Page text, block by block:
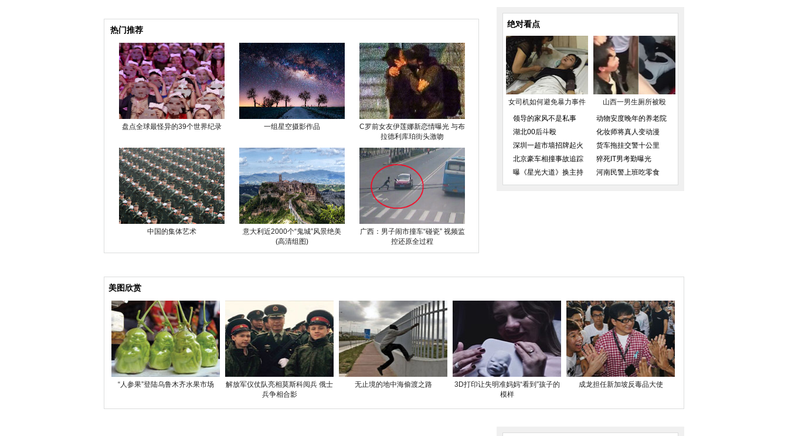
热门推荐
盘点全球最怪异的39个世界纪录 一组星空摄影作品
C罗前女友伊莲娜新恋情曝光 与布
拉德利库珀街头激吻
中国的集体艺术
意大利近2000个“鬼城”风景绝美
(高清组图)
广西：男子闹市撞车“碰瓷” 视频监
控还原全过程
绝对看点
女司机如何避免暴力事件
山西一男生厕所被殴
领导的家风不是私事
湖北00后斗殴
深圳一超市墙招牌起火
北京豪车相撞事故追踪
曝《星光大道》换主持
动物安度晚年的养老院
化妆师将真人变动漫
货车拖挂交警十公里
猝死IT男考勤曝光
河南民警上班吃零食
美图欣赏
“人参果”登陆乌鲁木齐水果市场
解放军仪仗队亮相莫斯科阅兵 俄士
兵争相合影
无止境的地中海偷渡之路
3D打印让失明准妈妈“看到”孩子的
模样
成龙担任新加坡反毒品大使